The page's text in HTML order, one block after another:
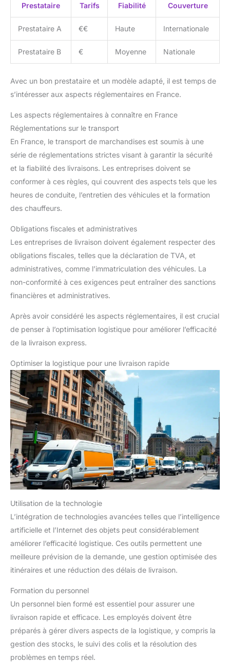
Prestataire Tarifs Fiabilité Couverture
Prestataire A €€ Haute Internationale
Prestataire B € Moyenne Nationale
Avec un bon prestataire et un modèle adapté, il est temps de
s’intéresser aux aspects réglementaires en France.
Les aspects réglementaires à connaître en France
Réglementations sur le transport
En France, le transport de marchandises est soumis à une
série de réglementations strictes visant à garantir la sécurité
et la fiabilité des livraisons. Les entreprises doivent se
conformer à ces règles, qui couvrent des aspects tels que les
heures de conduite, l’entretien des véhicules et la formation
des chauffeurs.
Obligations fiscales et administratives
Les entreprises de livraison doivent également respecter des
obligations fiscales, telles que la déclaration de TVA, et
administratives, comme l’immatriculation des véhicules. La
non-conformité à ces exigences peut entraîner des sanctions
financières et administratives.
Après avoir considéré les aspects réglementaires, il est crucial
de penser à l’optimisation logistique pour améliorer l’efficacité
de la livraison express.
Optimiser la logistique pour une livraison rapide
Utilisation de la technologie
L’intégration de technologies avancées telles que l’intelligence
artificielle et l’Internet des objets peut considérablement
améliorer l’efficacité logistique. Ces outils permettent une
meilleure prévision de la demande, une gestion optimisée des
itinéraires et une réduction des délais de livraison.
Formation du personnel
Un personnel bien formé est essentiel pour assurer une
livraison rapide et efficace. Les employés doivent être
préparés à gérer divers aspects de la logistique, y compris la
gestion des stocks, le suivi des colis et la résolution des
problèmes en temps réel.